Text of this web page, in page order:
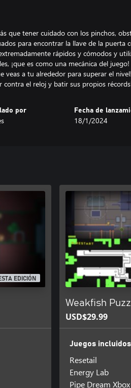
que tener cuidado con los pinchos,
para encontrar la llave de la puerta
rápidos y cómodos y
¡que es como una mecánica del juego!
veas a tu alrededor para superar el
el reloj y batir sus propios
por Fecha de
18/1/2024
EDICIÓN
Weakfish
USD$29.99
Juegos incluidos
Resetail
Energy Lab
Pipe Dream